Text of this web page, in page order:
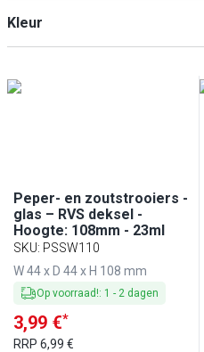
Kleur
Peper- en zoutstrooiers -
glas – RVS deksel -
Hoogte: 108mm - 23ml
SKU: PSSW110
W 44 x D 44 x H 108 mm
Op voorraad!: 1 - 2 dagen
3,99 €*
RRP 6,99 €